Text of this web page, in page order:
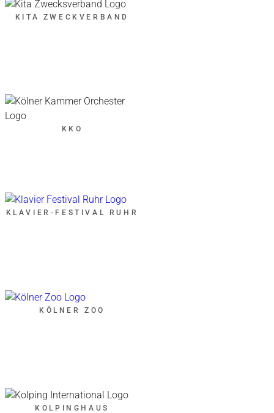
KITA ZWECKVERBAND
KKO
KLAVIER-FESTIVAL RUHR
KÖLNER ZOO
KOLPINGHAUS